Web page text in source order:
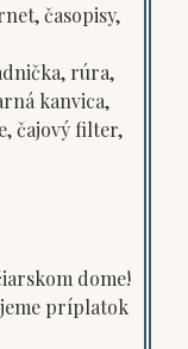
časopisy,
rúra,
kanvica,
čajový filter,
dome!
príplatok